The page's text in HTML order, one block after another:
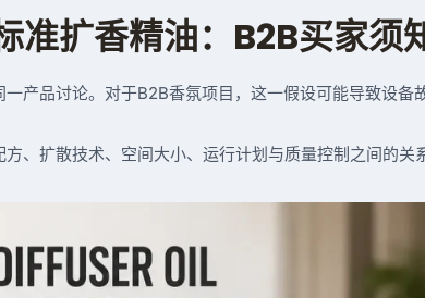
准扩香精油：B2B买家须
产品讨论。对于B2B香氛项目，这一假设可能导致设备
、扩散技术、空间大小、运行计划与质量控制之间的关